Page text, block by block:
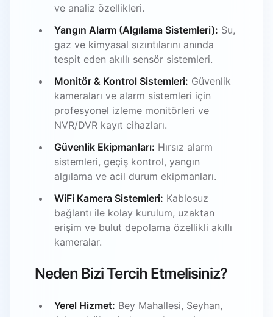
ve analiz özellikleri.
Yangın Alarm (Algılama Sistemleri): Su,
gaz ve kimyasal sızıntılarını anında
tespit eden akıllı sensör sistemleri.
Monitör & Kontrol Sistemleri: Güvenlik
kameraları ve alarm sistemleri için
profesyonel izleme monitörleri ve
NVR/DVR kayıt cihazları.
Güvenlik Ekipmanları: Hırsız alarm
sistemleri, geçiş kontrol, yangın
algılama ve acil durum ekipmanları.
WiFi Kamera Sistemleri: Kablosuz
bağlantı ile kolay kurulum, uzaktan
erişim ve bulut depolama özellikli akıllı
kameralar.
Neden Bizi Tercih Etmelisiniz?
Yerel Hizmet: Bey Mahallesi, Seyhan,